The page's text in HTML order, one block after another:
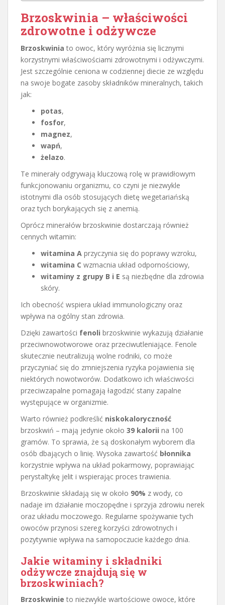
Brzoskwinia – właściwości
zdrowotne i odżywcze
Brzoskwinia to owoc, który wyróżnia się licznymi
korzystnymi właściwościami zdrowotnymi i odżywczymi.
Jest szczególnie ceniona w codziennej diecie ze względu
na swoje bogate zasoby składników mineralnych, takich
jak:
potas,
fosfor,
magnez,
wapń,
żelazo.
Te minerały odgrywają kluczową rolę w prawidłowym
funkcjonowaniu organizmu, co czyni je niezwykle
istotnymi dla osób stosujących dietę wegetariańską
oraz tych borykających się z anemią.
Oprócz minerałów brzoskwinie dostarczają również
cennych witamin:
witamina A przyczynia się do poprawy wzroku,
witamina C wzmacnia układ odpornościowy,
witaminy z grupy B i E są niezbędne dla zdrowia
skóry.
Ich obecność wspiera układ immunologiczny oraz
wpływa na ogólny stan zdrowia.
Dzięki zawartości fenoli brzoskwinie wykazują działanie
przeciwnowotworowe oraz przeciwutleniające. Fenole
skutecznie neutralizują wolne rodniki, co może
przyczyniać się do zmniejszenia ryzyka pojawienia się
niektórych nowotworów. Dodatkowo ich właściwości
przeciwzapalne pomagają łagodzić stany zapalne
występujące w organizmie.
Warto również podkreślić niskokaloryczność
brzoskwiń – mają jedynie około 39 kalorii na 100
gramów. To sprawia, że są doskonałym wyborem dla
osób dbających o linię. Wysoka zawartość błonnika
korzystnie wpływa na układ pokarmowy, poprawiając
perystaltykę jelit i wspierając proces trawienia.
Brzoskwinie składają się w około 90% z wody, co
nadaje im działanie moczopędne i sprzyja zdrowiu nerek
oraz układu moczowego. Regularne spożywanie tych
owoców przynosi szereg korzyści zdrowotnych i
pozytywnie wpływa na samopoczucie każdego dnia.
Jakie witaminy i składniki
odżywcze znajdują się w
brzoskwiniach?
Brzoskwinie to niezwykle wartościowe owoce, które